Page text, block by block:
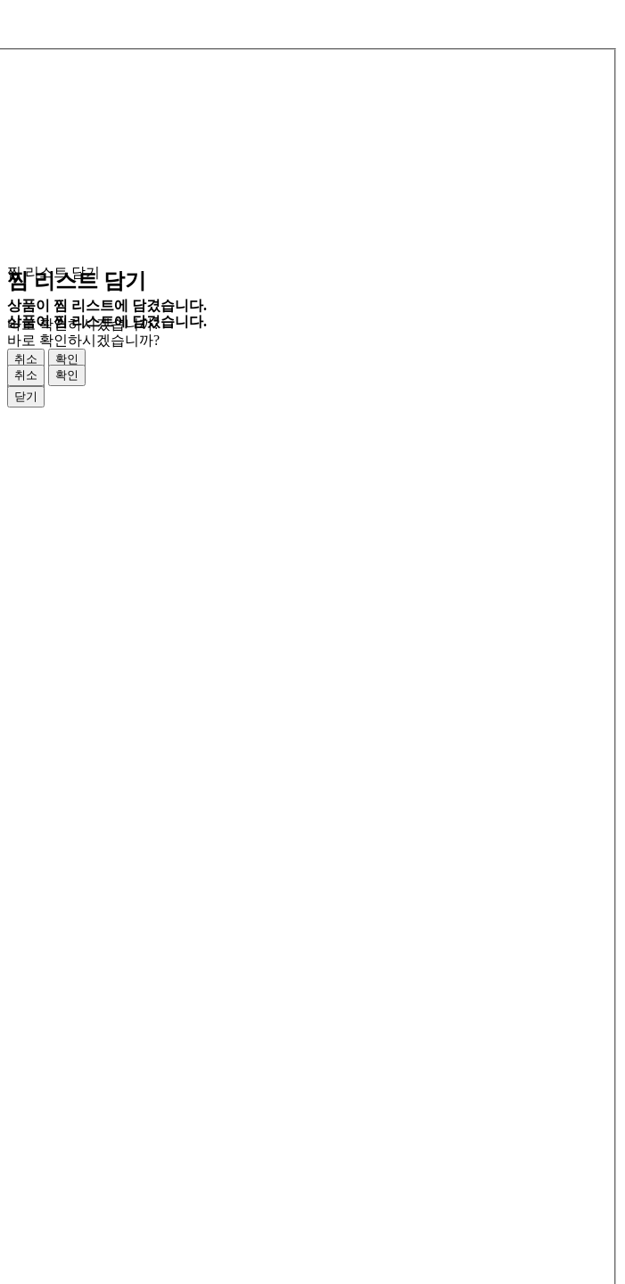
찜 리스트 담기
상품이 찜 리스트에 담겼습니다.
바로 확인하시겠습니까?
취소
확인
닫기
찜 리스트 담기
상품이 찜 리스트에 담겼습니다.
바로 확인하시겠습니까?
취소
확인
닫기